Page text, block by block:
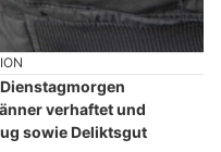
verhaftet und
sowie Deliktsgut